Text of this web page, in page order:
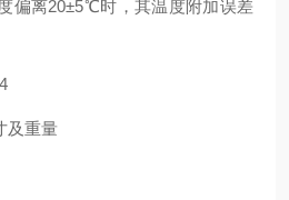
离20±5℃时，其温度附加误差
重量